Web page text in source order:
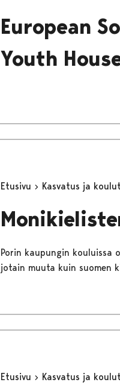
European
Youth
Etusivu Kasvatus ja
Porin kaupungin kouluissa
jotain muuta kuin suomen
Etusivu Kasvatus ja